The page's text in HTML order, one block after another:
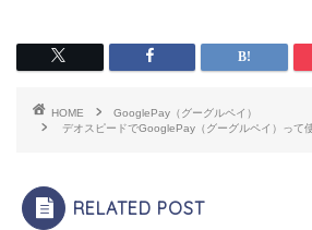
HOME
GooglePay（グーグルペイ）
デオスピードでGooglePay（グーグルペイ）って
RELATED POST